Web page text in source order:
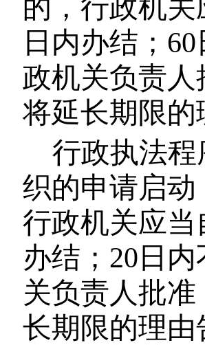
的，行政机
日内办结； 60
政机关负责
将延长期限
行政执法
织的申请启
行政机关应
办结； 20 日
关负责人批
长期限的理